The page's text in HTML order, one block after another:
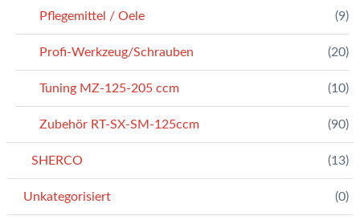
Pflegemittel / Oele (9)
Profi-Werkzeug/Schrauben (20)
Tuning MZ-125-205 ccm (10)
Zubehör RT-SX-SM-125ccm (90)
SHERCO (13)
Unkategorisiert (0)